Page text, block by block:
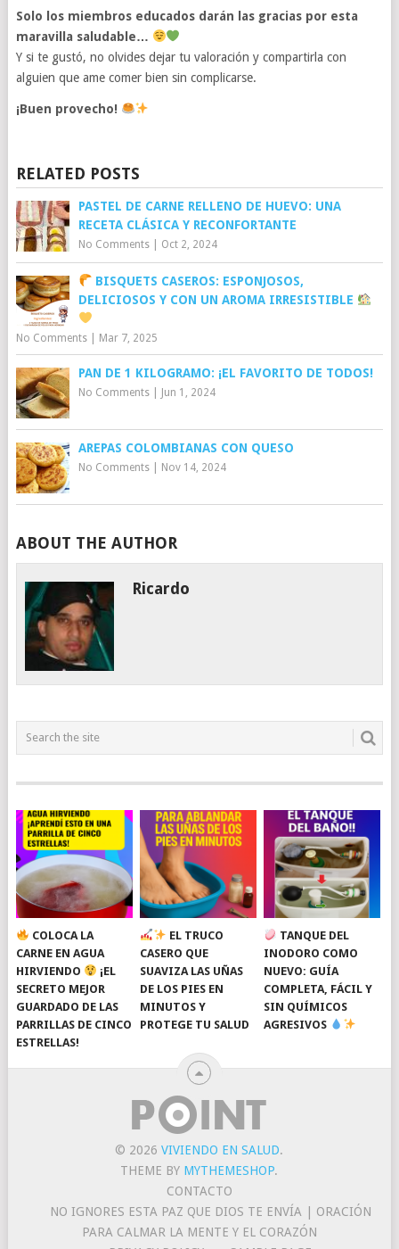
Solo los miembros educados darán las gracias por esta
maravilla saludable…
Y si te gustó, no olvides dejar tu valoración y compartirla con
alguien que ame comer bien sin complicarse.
¡Buen provecho!
RELATED POSTS
PASTEL DE CARNE RELLENO DE HUEVO: UNA
RECETA CLÁSICA Y RECONFORTANTE
No Comments| Oct 2, 2024
BISQUETS CASEROS: ESPONJOSOS,
DELICIOSOS Y CON UN AROMA IRRESISTIBLE
No Comments| Mar 7, 2025
PAN DE 1 KILOGRAMO: ¡EL FAVORITO DE TODOS!
No Comments| Jun 1, 2024
AREPAS COLOMBIANAS CON QUESO
No Comments| Nov 14, 2024
ABOUT THE AUTHOR
Ricardo
COLOCA LA
CARNE EN AGUA
HIRVIENDO
¡EL
SECRETO MEJOR
GUARDADO DE LAS
PARRILLAS DE CINCO
ESTRELLAS!
EL TRUCO
CASERO QUE
SUAVIZA LAS UÑAS
DE LOS PIES EN
MINUTOS Y
PROTEGE TU SALUD
TANQUE DEL
INODORO COMO
NUEVO: GUÍA
COMPLETA, FÁCIL Y
SIN QUÍMICOS
AGRESIVOS
© 2026VIVIENDO EN SALUD.
THEME BY MYTHEMESHOP.
CONTACTO
NO IGNORES ESTA PAZ QUE DIOS TE ENVÍA | ORACIÓN
PARA CALMAR LA MENTE Y EL CORAZÓN